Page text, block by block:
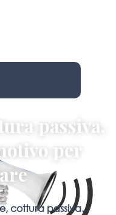
passiva,
per
cottura passiva...